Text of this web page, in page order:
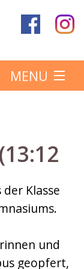
MENU
Klasse
und
geopfert,